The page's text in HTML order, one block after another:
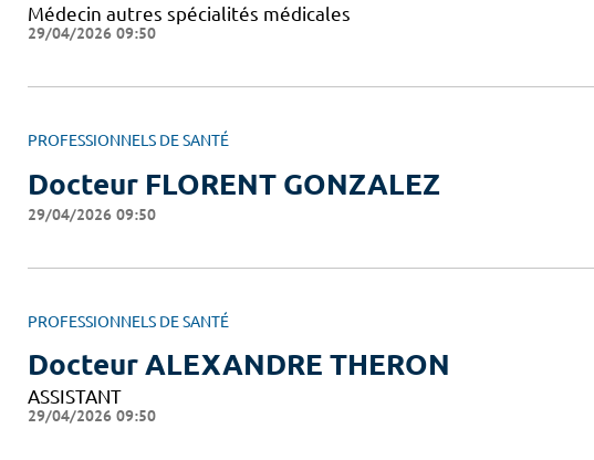
Médecin autres spécialités médicales
29/04/2026 09:50
PROFESSIONNELS DE SANTÉ
Docteur FLORENT GONZALEZ
29/04/2026 09:50
PROFESSIONNELS DE SANTÉ
Docteur ALEXANDRE THERON
ASSISTANT
29/04/2026 09:50